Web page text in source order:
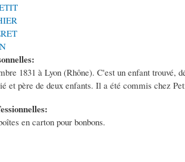
1831 à Lyon (Rhône). C'est un enfant
et père de deux enfants. Il a été commis chez
en carton pour bonbons.